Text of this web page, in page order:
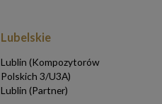
Lubelskie
Lublin (Kompozytorów
Polskich 3/U3A)
Lublin (Partner)